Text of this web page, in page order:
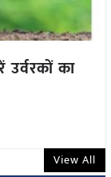
का
View All